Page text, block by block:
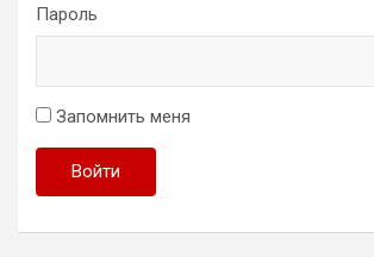
Пароль
Запомнить меня
Войти